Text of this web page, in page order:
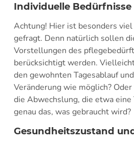
Individuelle
Achtung! Hier ist besonders
gefragt. Denn natürlich sollen
Vorstellungen des
berücksichtigt werden.
den gewohnten Tagesablauf
Veränderung wie möglich?
die Abwechslung, die etwa
genau das, was gebraucht wird?
Gesundheitszustand